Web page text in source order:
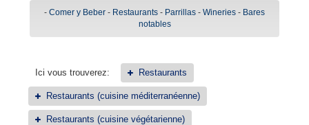
- Comer y Beber - Restaurants - Parrillas - Wineries - Bares
notables
Ici vous trouverez: Restaurants
Restaurants (cuisine méditerranéenne)
Restaurants (cuisine végétarienne)